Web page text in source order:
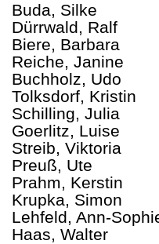
Buda, Silke
Dürrwald, Ralf
Biere, Barbara
Reiche, Janine
Buchholz, Udo
Tolksdorf, Kristin
Schilling, Julia
Goerlitz, Luise
Streib, Viktoria
Preuß, Ute
Prahm, Kerstin
Krupka, Simon
Lehfeld, Ann-
Haas, Walter